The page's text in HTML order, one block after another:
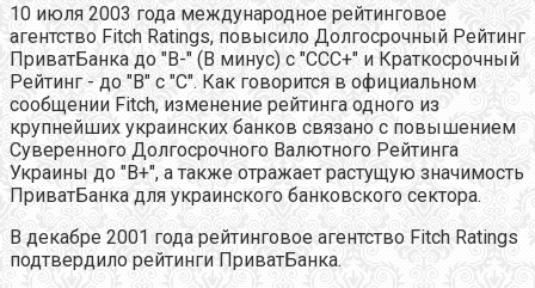
10 июля 2003 года международное рейтинговое
агентство Fitch Ratings, повысило Долгосрочный Рейтинг
ПриватБанка до "B-" (B минус) с "CCC+" и Краткосрочный
Рейтинг - до "B" с "C". Как говорится в официальном
сообщении Fitch, изменение рейтинга одного из
крупнейших украинских банков связано с повышением
Суверенного Долгосрочного Валютного Рейтинга
Украины до "B+", а также отражает растущую значимость
ПриватБанка для украинского банковского сектора.
В декабре 2001 года рейтинговое агентство Fitch Ratings
подтвердило рейтинги ПриватБанка.